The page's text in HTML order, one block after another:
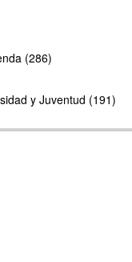
(286)
y Juventud (191)